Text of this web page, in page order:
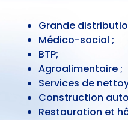
Grande
Médico-social ;
BTP;
Agroalimentaire ;
Services de
Construction
Restauration et